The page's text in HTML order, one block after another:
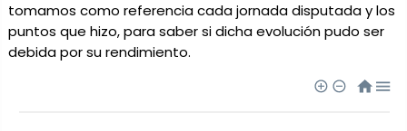
tomamos como referencia cada jornada disputada y los
puntos que hizo, para saber si dicha evolución pudo ser
debida por su rendimiento.